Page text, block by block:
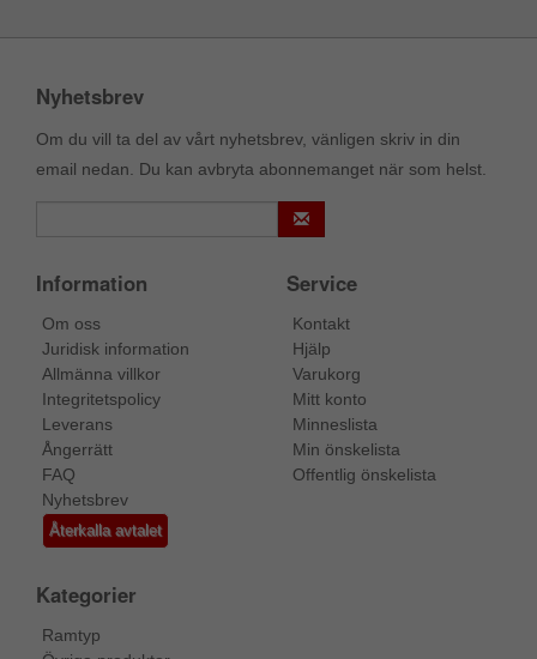
Nyhetsbrev
Om du vill ta del av vårt nyhetsbrev, vänligen skriv in din
email nedan. Du kan avbryta abonnemanget när som helst.
Information
Om oss
Juridisk information
Allmänna villkor
Integritetspolicy
Leverans
Ångerrätt
FAQ
Nyhetsbrev
Återkalla avtalet
Service
Kontakt
Hjälp
Varukorg
Mitt konto
Minneslista
Min önskelista
Offentlig önskelista
Kategorier
Ramtyp